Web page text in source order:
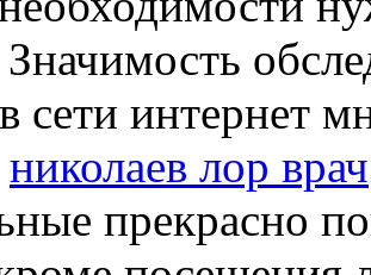
сети интернет
николаев лор врач
прекрасно